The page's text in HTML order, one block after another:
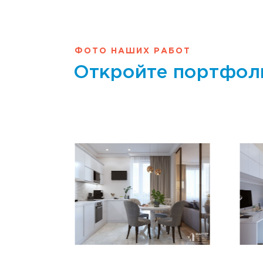
ФОТО НАШИХ РАБОТ
Откройте